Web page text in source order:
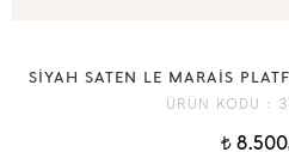
SİYAH SATEN LE MARAİS
ÜRÜN KODU :
t